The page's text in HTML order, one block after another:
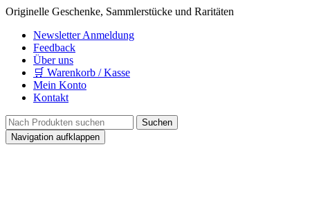
Originelle Geschenke, Sammlerstücke und Raritäten
Newsletter Anmeldung
Feedback
Über uns
🛒 Warenkorb / Kasse
Mein Konto
Kontakt
Navigation aufklappen